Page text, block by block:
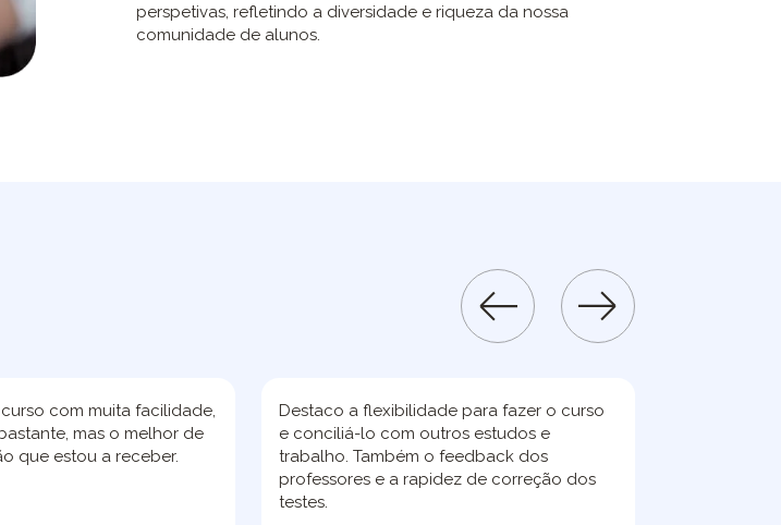
perspetivas, refletindo a diversidade e riqueza da nossa
comunidade de alunos.
com muita facilidade,
mas o melhor de
que estou a receber.
Destaco a flexibilidade para fazer o curso
e conciliá-lo com outros estudos e
trabalho. Também o feedback dos
professores e a rapidez de correção dos
testes.